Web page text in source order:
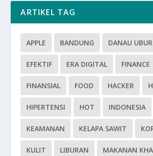
ARTIKEL TAG
APPLE BANDUNG DANAU
EFEKTIF ERA DIGITAL FINANCE
FINANSIAL FOOD HACKER
HIPERTENSI HOT INDONESIA
KEAMANAN KELAPA SAWIT
KULIT LIBURAN MAKANAN